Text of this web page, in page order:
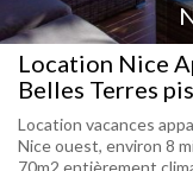
Location Nice
Belles Terres
Location vacances
Nice ouest, environ 8
70m2 entièrement